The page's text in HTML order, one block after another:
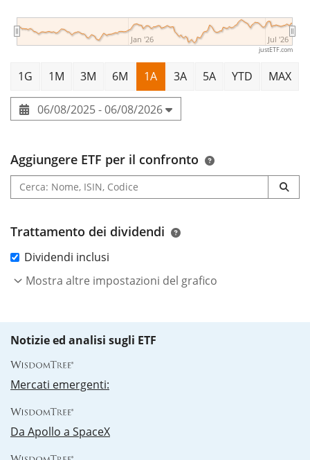
Jan '26 Jul '26
justETF.com
1G 1M 3M 6M 1A 3A 5A YTD MAX
06/08/2025 - 06/08/2026
Aggiungere ETF per il confronto
Trattamento dei dividendi
Dividendi inclusi
Mostra altre impostazioni del grafico
Notizie ed analisi sugli ETF
Mercati emergenti:
Da Apollo a SpaceX